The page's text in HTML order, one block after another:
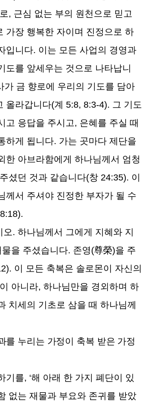
, 근심 없는 부의 원천으로 믿고
가장 행복한 자이며 진정으로 하
입니다. 이는 모든 사업의 경영과
도를 앞세우는 것으로 나타납니
가 금 향로에 우리의 기도를 담아
올라갑니다(계 5:8, 8:3-4). 그 기도
고 응답을 주시고, 은혜를 주실 때
하게 됩니다. 가는 곳마다 제단을
한 아브라함에게 하나님께서 엄청
셨던 것과 같습니다(창 24:35). 이
께서 주셔야 진정한 부자가 될 수
8:18).
오. 하나님께서 그에게 지혜와 지
을 주셨습니다. 존영(尊榮)을 주
이 모든 축복은 솔로몬이 자신의
아니라, 하나님만을 경외하며 하
치세의 기초로 삼을 때 하나님께
를 누리는 가정이 축복 받은 가정
기를, ‘해 아래 한 가지 폐단이 있
없는 재물과 부요와 존귀를 받았